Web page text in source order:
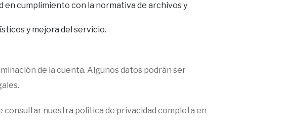
cumplimiento con la normativa de archivos y
y mejora del servicio.
de la cuenta. Algunos datos podrán ser
consultar nuestra política de privacidad completa en